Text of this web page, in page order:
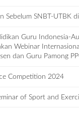
Sebelum SNBT-UTBK
Guru Indonesia-
Webinar
dan Guru Pamong
Competition 2024
of Sport and